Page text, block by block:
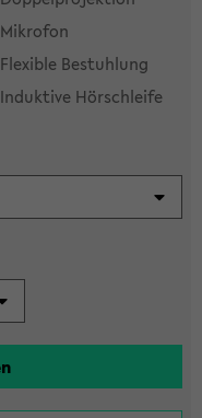
Mikrofon
Flexible Bestuhlung
Induktive Hörschleife